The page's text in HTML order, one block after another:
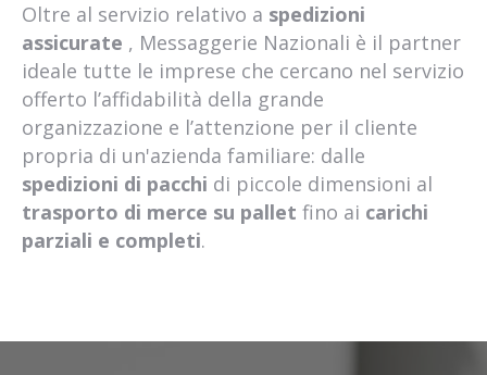
Oltre al servizio relativo a spedizioni
assicurate , Messaggerie Nazionali è il partner
ideale tutte le imprese che cercano nel servizio
offerto l’affidabilità della grande
organizzazione e l’attenzione per il cliente
propria di un'azienda familiare: dalle
spedizioni di pacchi di piccole dimensioni al
trasporto di merce su pallet fino ai carichi
parziali e completi.